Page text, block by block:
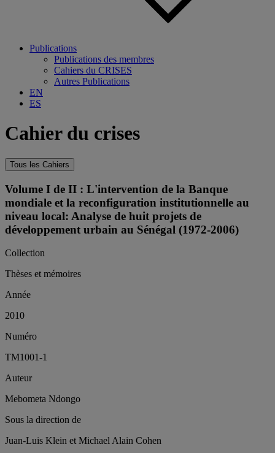
Publications
Publications des membres
Cahiers du CRISES
Autres Publications
EN
ES
Cahier du crises
Tous les Cahiers
Volume I de II : L'intervention de la Banque
mondiale et la reconfiguration institutionnelle au
niveau local: Analyse de huit projets de
développement urbain au Sénégal (1972-2006)
Collection
Thèses et mémoires
Année
2010
Numéro
TM1001-1
Auteur
Mebometa Ndongo
Sous la direction de
Juan-Luis Klein et Michael Alain Cohen